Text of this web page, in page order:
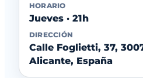
HORARIO
Jueves · 21h
DIRECCIÓN
Calle Foglietti, 37,
Alicante, España